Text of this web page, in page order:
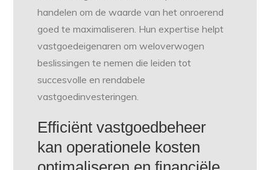
handelen om de waarde van het onroerend
goed te maximaliseren. Hun expertise helpt
vastgoedeigenaren om weloverwogen
beslissingen te nemen die leiden tot
succesvolle en rendabele
vastgoedinvesteringen.
Efficiënt vastgoedbeheer
kan operationele kosten